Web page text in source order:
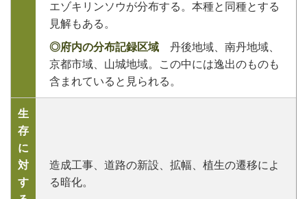
エゾキリンソウが分布する。本種と同種とする
見解もある。
◎府内の分布記録区域 丹後地域、南丹地域、
京都市域、山城地域。この中には逸出のものも
含まれていると見られる。
生
存
に
対
す
造成工事、道路の新設、拡幅、植生の遷移によ
る暗化。